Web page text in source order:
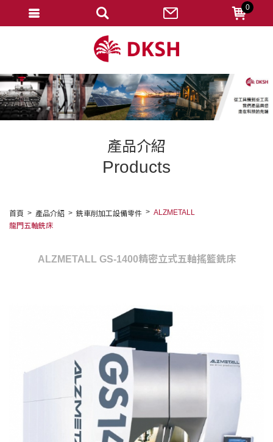
產品介紹
Products
首頁 產品介紹 銑車削加工設備零件
ALZMETALL
龍門五軸銑床
ALZMETALL GS-1400精密立式五軸搖籃銑床
0
忘記密碼
變更密碼
修改個人資料
匯款通知